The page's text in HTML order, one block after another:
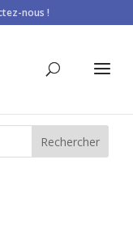
nous !
Rechercher